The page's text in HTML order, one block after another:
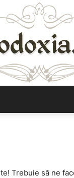
Trebuie să ne